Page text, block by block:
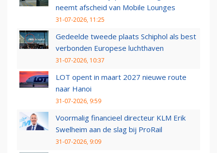
neemt afscheid van Mobile Lounges
31-07-2026, 11:25
Gedeelde tweede plaats Schiphol als best
verbonden Europese luchthaven
31-07-2026, 10:37
LOT opent in maart 2027 nieuwe route
naar Hanoi
31-07-2026, 9:59
Voormalig financieel directeur KLM Erik
Swelheim aan de slag bij ProRail
31-07-2026, 9:09